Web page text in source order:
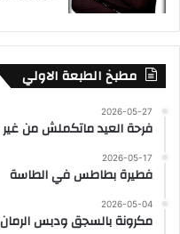
مطبخ الطبعة الاولي
2026-05-27
فرحة العيد ماتكملش من غير
2026-05-17
فطيرة بطاطس في الطاسة
2026-05-04
مكرونة بالسجق ودبس الرمان